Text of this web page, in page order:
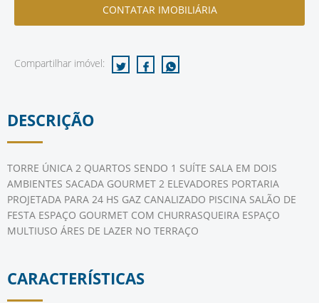
Compartilhar imóvel:
DESCRIÇÃO
TORRE ÚNICA 2 QUARTOS SENDO 1 SUÍTE SALA EM DOIS
AMBIENTES SACADA GOURMET 2 ELEVADORES PORTARIA
PROJETADA PARA 24 HS GAZ CANALIZADO PISCINA SALÃO DE
FESTA ESPAÇO GOURMET COM CHURRASQUEIRA ESPAÇO
MULTIUSO ÁRES DE LAZER NO TERRAÇO
CARACTERÍSTICAS